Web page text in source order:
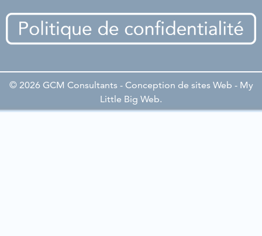
© 2026 GCM Consultants - Conception de sites Web - My
Little Big Web.